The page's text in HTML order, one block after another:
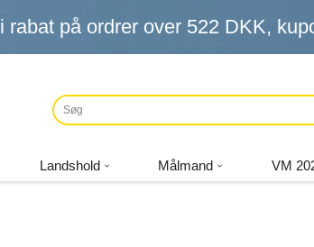
i rabat på ordrer over 522 DKK,
Landshold Målmand VM